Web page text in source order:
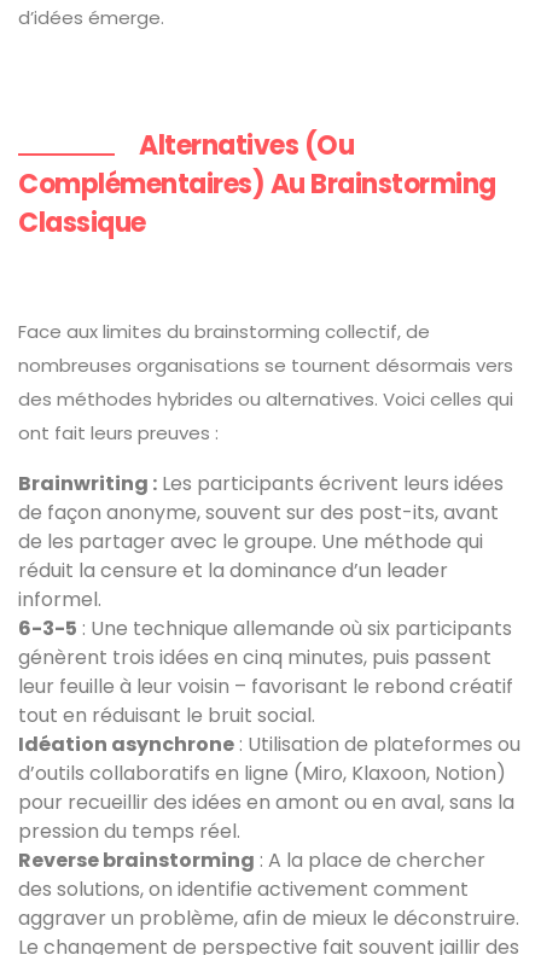
d’idées émerge.
Alternatives (ou
Complémentaires) Au Brainstorming
Classique
Face aux limites du brainstorming collectif, de
nombreuses organisations se tournent désormais vers
des méthodes hybrides ou alternatives. Voici celles qui
ont fait leurs preuves :
Brainwriting : Les participants écrivent leurs idées
de façon anonyme, souvent sur des post-its, avant
de les partager avec le groupe. Une méthode qui
réduit la censure et la dominance d’un leader
informel.
6-3-5 : Une technique allemande où six participants
génèrent trois idées en cinq minutes, puis passent
leur feuille à leur voisin – favorisant le rebond créatif
tout en réduisant le bruit social.
Idéation asynchrone : Utilisation de plateformes ou
d’outils collaboratifs en ligne (Miro, Klaxoon, Notion)
pour recueillir des idées en amont ou en aval, sans la
pression du temps réel.
Reverse brainstorming : A la place de chercher
des solutions, on identifie activement comment
aggraver un problème, afin de mieux le déconstruire.
Le changement de perspective fait souvent jaillir des